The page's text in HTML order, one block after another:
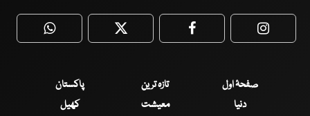
WhatsApp Twitter Facebook
صفحۂ اول تازہ ترین
پاکستان
دنیا
معیشت
کھیل